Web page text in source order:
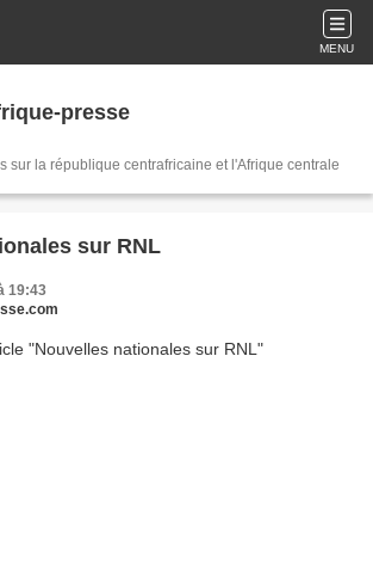
MENU
presse
sur la république centrafricaine et l'Afrique centrale
sur RNL
19:43